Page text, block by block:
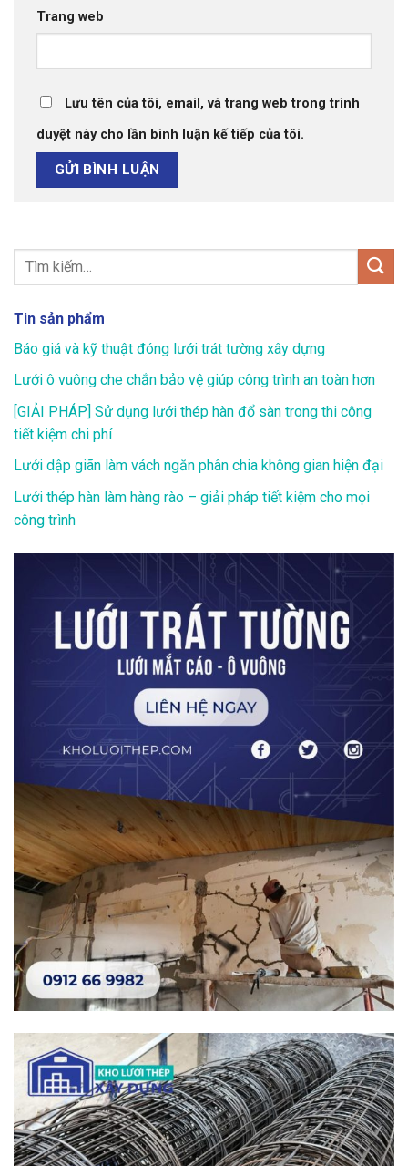
Trang web
Lưu tên của tôi, email, và trang web trong trình
duyệt này cho lần bình luận kế tiếp của tôi.
Tin sản phẩm
Báo giá và kỹ thuật đóng lưới trát tường xây dựng
Lưới ô vuông che chắn bảo vệ giúp công trình an toàn hơn
[GIẢI PHÁP] Sử dụng lưới thép hàn đổ sàn trong thi công
tiết kiệm chi phí
Lưới dập giãn làm vách ngăn phân chia không gian hiện đại
Lưới thép hàn làm hàng rào – giải pháp tiết kiệm cho mọi
công trình